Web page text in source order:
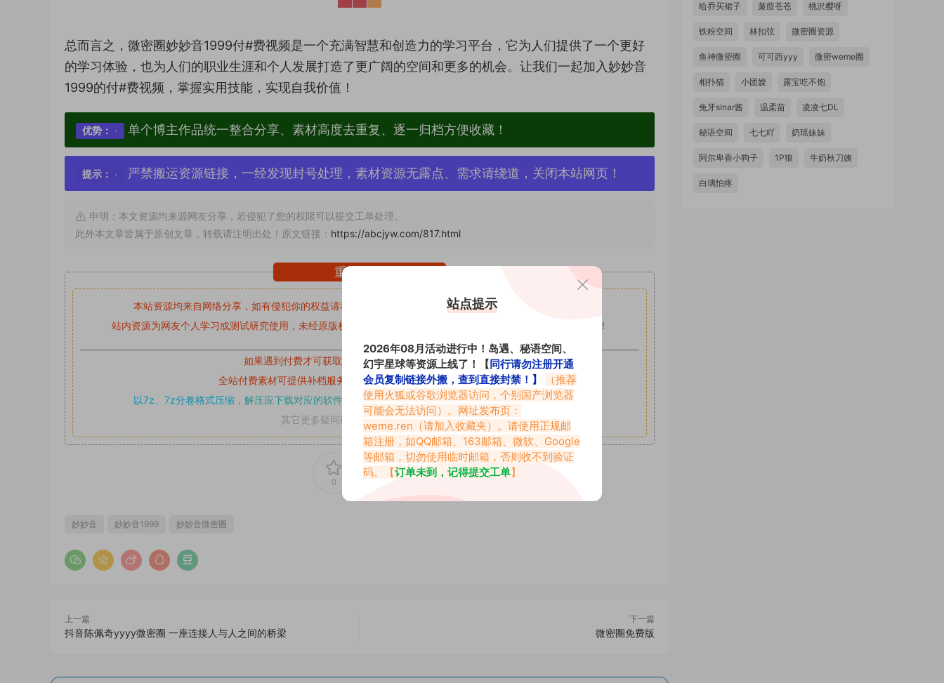
总而言之，微密圈妙妙音1999付#费视频是一个充满智慧和创造力的学习平台，它为人们提供了一个更好
的学习体验，也为人们的职业生涯和个人发展打造了更广阔的空间和更多的机会。让我们一起加入妙妙音
1999的付#费视频，掌握实用技能，实现自我价值！
优势： 单个博主作品统一整合分享、素材高度去重复、逐一归档方便收藏！
提示： 严禁搬运资源链接，一经发现封号处理，素材资源无露点、需求请绕道，关闭本站网页！
申明：本文资源均来源网友分享，若侵犯了您的权限可以提交工单处理。
此外本文章皆属于原创文章，转载请注明出处！原文链接： https://abcjyw.com/817.html
重要声明
本站资源均来自网络分享，如有侵犯你的权益请私信留言
收到留言后，我们会第一时间进行审核后删除。
站内资源为网友个人学习或测试研究使用，未经原版权作者许可,禁止用于任何商业途径！请在下载24小时内删除！
如果遇到付费才可获取的素材，建议升级对应的VIP。
全站付费素材可提供补档服务
均有备份”，素材以主流网盘分享。
以7z、7z分卷格式压缩， 解压应下载对应的软件操作，电脑：7-zip；安卓：zarchiver；苹果：解压专家
其它更多疑问请查看站内帮助中心！
0
妙妙音 妙妙音1999 妙妙音微密圈
上一篇
抖音陈佩奇yyyy微密圈 一座连接人与人之间的桥梁
下一篇
微密圈免费版
给乔买裙子 蒹葭苍苍 桃沢樱呀
铁粉空间 林扣弦 微密圈资源
鱼神微密圈 可可西yyy 微密weme圈
相扑猫 小团嫂 露宝吃不饱
兔牙sinar酱 温柔苗 凌凌七DL
秘语空间 七七吖 奶瑶妹妹
阿尔卑香小狗子 1P狼 牛奶秋刀姨
白璃怕疼
站点提示
2026年08月活动进行中！岛遇、秘语空间、
幻宇星球等资源上线了！【同行请勿注册开通
会员复制链接外搬，查到直接封禁！】
（推荐
使用火狐或谷歌浏览器访问，个别国产浏览器
可能会无法访问）。网址发布页：
weme.ren （请加入收藏夹）。请使用正规邮
箱注册，如QQ邮箱、163邮箱、微软、Google
等邮箱，切勿使用临时邮箱，否则收不到验证
码。【订单未到，记得提交工单】